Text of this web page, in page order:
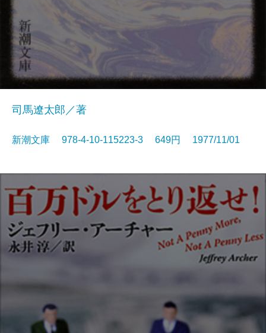
司馬遼太郎／著
新潮文庫 978-4-10-115223-3 649円 1977/11/01